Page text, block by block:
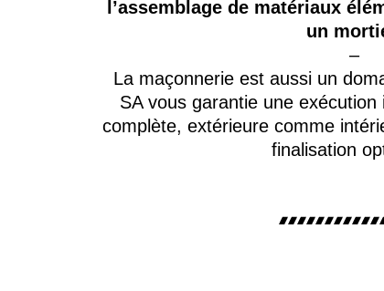
l’assemblage de matériaux
un
–
La maçonnerie est aussi un
SA vous garantie une
complète, extérieure comme
finalisation